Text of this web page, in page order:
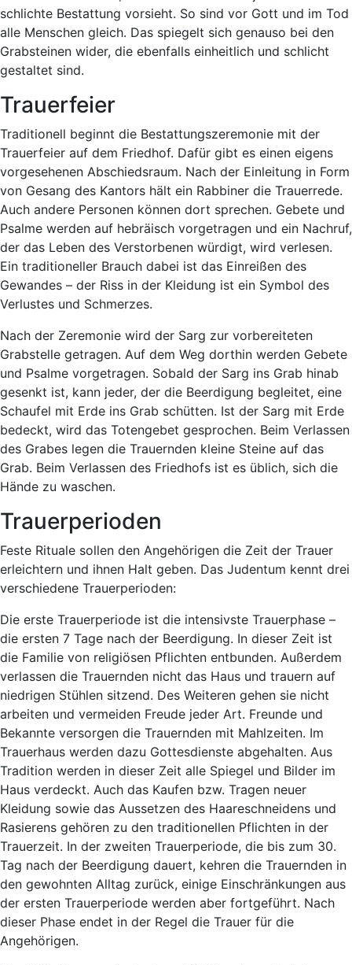
schlichte Bestattung vorsieht. So sind vor Gott und im Tod
alle Menschen gleich. Das spiegelt sich genauso bei den
Grabsteinen wider, die ebenfalls einheitlich und schlicht
gestaltet sind.
Trauerfeier
Traditionell beginnt die Bestattungszeremonie mit der
Trauerfeier auf dem Friedhof. Dafür gibt es einen eigens
vorgesehenen Abschiedsraum. Nach der Einleitung in Form
von Gesang des Kantors hält ein Rab­biner die Trauerrede.
Auch andere Personen können dort sprechen. Gebete und
Psalme werden auf hebräisch vorgetragen und ein Nachruf,
der das Leben des Verstorbenen würdigt, wird verlesen.
Ein traditioneller Brauch dabei ist das Einreißen des
Gewandes – der Riss in der Kleidung ist ein Symbol des
Verlustes und Schmerzes.
Nach der Zeremonie wird der Sarg zur vorbereiteten
Grabstelle getragen. Auf dem Weg dorthin werden Gebete
und Psalme vorgetragen. Sobald der Sarg ins Grab hinab
gesenkt ist, kann jeder, der die Beerdigung begleitet, eine
Schaufel mit Erde ins Grab schütten. Ist der Sarg mit Erde
bedeckt, wird das Totengebet gesprochen. Beim Verlassen
des Grabes legen die Trauernden kleine Steine auf das
Grab. Beim Verlassen des Friedhofs ist es üblich, sich die
Hände zu waschen.
Trauerperioden
Feste Rituale sollen den Angehörigen die Zeit der Trauer
erleichtern und ihnen Halt geben. Das Judentum kennt drei
verschiedene Trauerperioden:
Die erste Trauerperiode ist die intensivste Trauerphase –
die ersten 7 Tage nach der Beerdigung. In dieser Zeit ist
die Familie von religiösen Pflichten entbunden. Außerdem
verlassen die Trauernden nicht das Haus und trauern auf
niedrigen Stühlen sitzend. Des Weiteren gehen sie nicht
arbeiten und vermeiden Freude jeder Art. Freunde und
Bekannte versorgen die Trauernden mit Mahlzeiten. Im
Trauerhaus werden dazu Gottesdienste abgehalten. Aus
Tradition werden in dieser Zeit alle Spiegel und Bilder im
Haus verdeckt. Auch das Kaufen bzw. Tragen neuer
Kleidung sowie das Aussetzen des Haareschneidens und
Rasierens gehören zu den traditionellen Pflichten in der
Trauerzeit. In der zweiten Trauerperiode, die bis zum 30.
Tag nach der Beerdigung dauert, kehren die Trauernden in
den gewohnten Alltag zurück, einige Einschränkungen aus
der ersten Trauerperiode werden aber fortgeführt. Nach
dieser Phase endet in der Regel die Trauer für die
Angehörigen.